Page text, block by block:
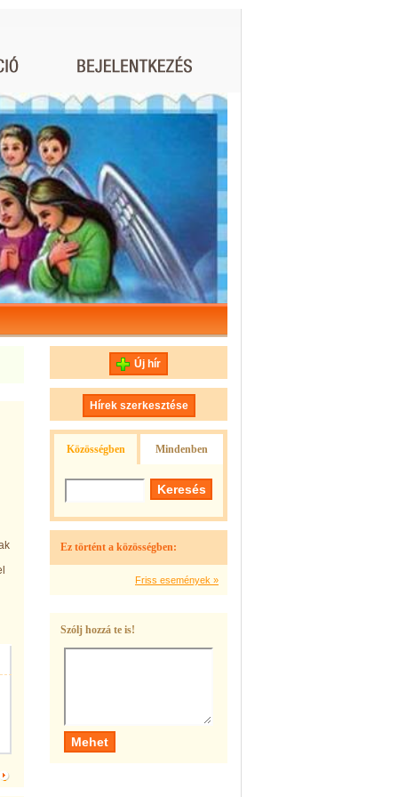
Új hír
Hírek szerkesztése
Közösségben Mindenben
Ez történt a közösségben:
Friss események »
Szólj hozzá te is!